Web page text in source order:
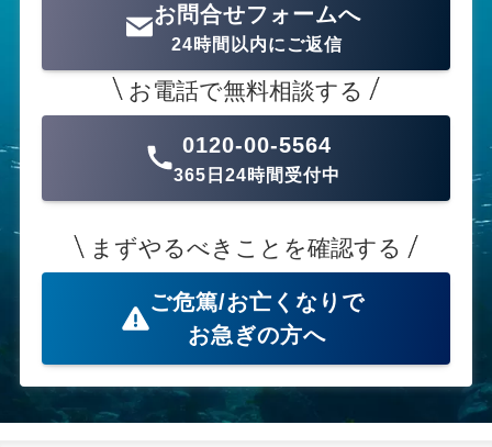
お問合せフォームへ
24時間以内にご返信
お電話で無料相談する
0120-00-5564
365日24時間受付中
まずやるべきことを確認する
ご危篤/お亡くなりで
お急ぎの方へ